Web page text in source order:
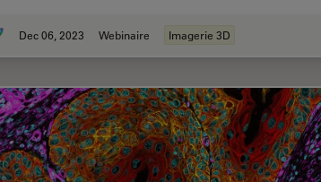
Dec 06, 2023 Webinaire Imagerie 3D